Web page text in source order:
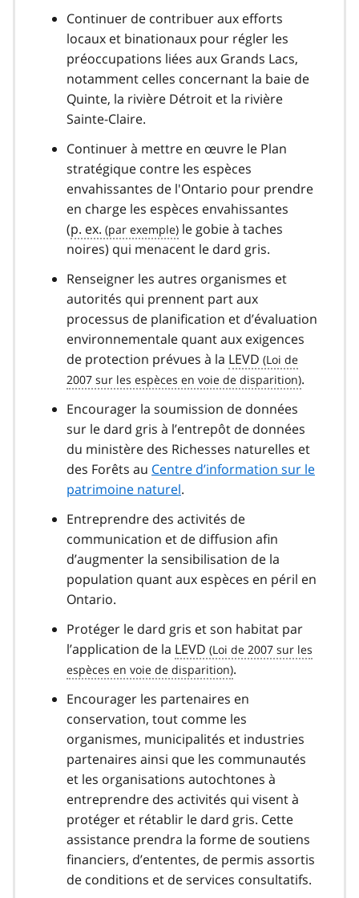
Continuer de contribuer aux efforts
locaux et binationaux pour régler les
préoccupations liées aux Grands Lacs,
notamment celles concernant la baie de
Quinte, la rivière Détroit et la rivière
Sainte-Claire.
Continuer à mettre en œuvre le Plan
stratégique contre les espèces
envahissantes de l'Ontario pour prendre
en charge les espèces envahissantes
(p. ex.
le gobie à taches
noires) qui menacent le dard gris.
Renseigner les autres organismes et
autorités qui prennent part aux
processus de planification et d’évaluation
environnementale quant aux exigences
de protection prévues à la LEVD
.
Encourager la soumission de données
sur le dard gris à l’entrepôt de données
du ministère des Richesses naturelles et
des Forêts au Centre d’information sur le
patrimoine naturel.
Entreprendre des activités de
communication et de diffusion afin
d’augmenter la sensibilisation de la
population quant aux espèces en péril en
Ontario.
Protéger le dard gris et son habitat par
l’application de la LEVD
.
Encourager les partenaires en
conservation, tout comme les
organismes, municipalités et industries
partenaires ainsi que les communautés
et les organisations autochtones à
entreprendre des activités qui visent à
protéger et rétablir le dard gris. Cette
assistance prendra la forme de soutiens
financiers, d’ententes, de permis assortis
de conditions et de services consultatifs.